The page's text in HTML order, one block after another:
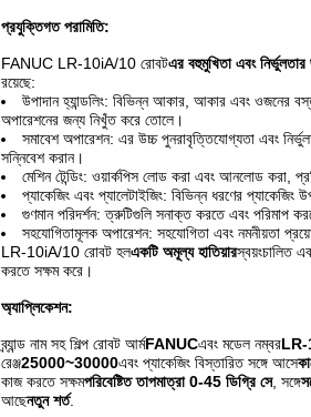
প্রযুক্তিগত পরামিতি:
FANUC LR-10iA/10 রোবটএর বহুমুখিতা এবং
রয়েছে:
উপাদান হ্যান্ডলিং: বিভিন্ন আকার, আকার এবং ওজনের
অপারেশনের জন্য নিখুঁত করে তোলে।
সমাবেশ অপারেশন: এর উচ্চ পুনরাবৃত্তিযোগ্যতা এবং
সন্নিবেশ করান।
মেশিন টেন্ডিং: ওয়ার্কপিস লোড করা এবং আনলোড করা,
প্যাকেজিং এবং প্যালেটাইজিং: বিভিন্ন ধরণের প্যাকেজিং
গুণমান পরিদর্শন: ত্রুটিগুলি সনাক্ত করতে এবং পরিমাপ
সহযোগিতামূলক অপারেশন: সহযোগিতা এবং নমনীয়তা
LR-10iA/10 রোবট হলএকটি অমূল্য হাতিয়ারস্বয়ংচালিত
করতে সক্ষম করে।
অ্যাপ্লিকেশন:
ব্র্যান্ড নাম সহ শিল্প রোবট আর্মFANUCএবং মডেল নম্বর
রেঞ্জ25000~30000এবং প্যাকেজিং বিস্তারিত সঙ্গে আসে
কাজ করতে সক্ষমপরিবেষ্টিত তাপমাত্রা 0-45 ডিগ্রি সে, সঙ্গে
আছেনতুন শর্ত.